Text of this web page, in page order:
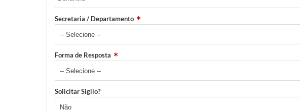
Secretaria / Departamento
Forma de Resposta
Solicitar Sigilo?